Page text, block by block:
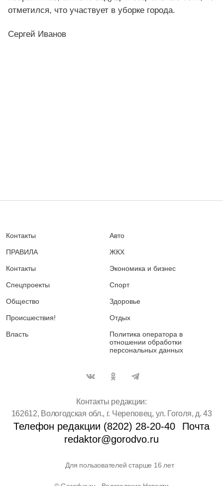
отметился, что участвует в уборке города.
Сергей Иванов
Контакты
ПРАВИЛА
Контакты
Спецпроекты
Общество
Происшествия!
Власть
Авто
ЖКХ
Экономика и бизнес
Спорт
Здоровье
Отдых
Политика оператора в
отношении обработки
персональных данных
Контакты редакции:
162612, Вологодская обл., г. Череповец, ул. Гоголя, д. 43
Телефон редакции (8202) 28-20-40
Почта
redaktor@gorodvo.ru
Для пользователей старше 16 лет